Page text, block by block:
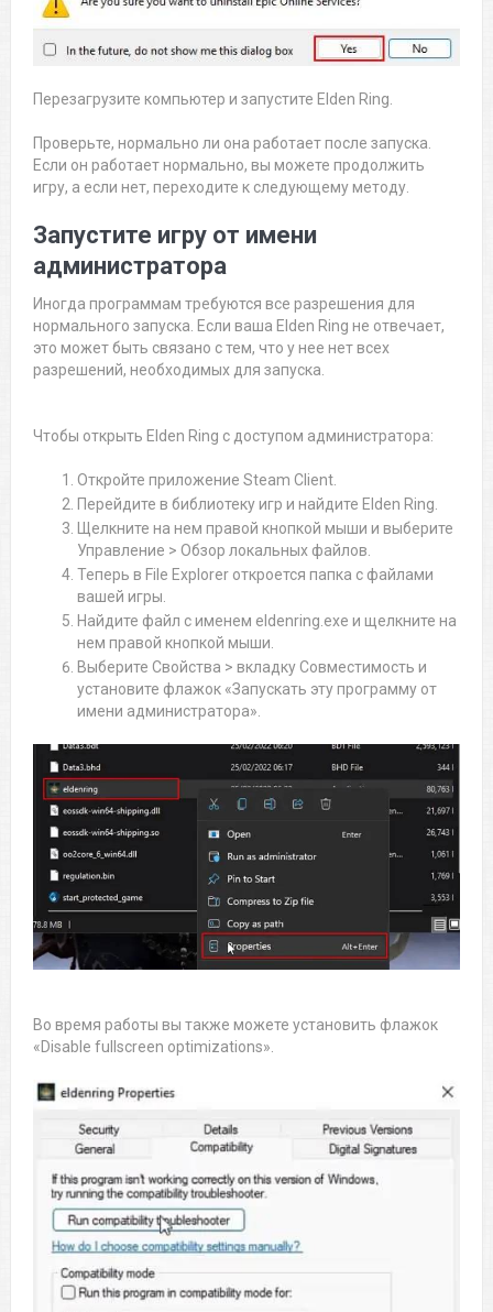
Перезагрузите компьютер и запустите Elden Ring.
Проверьте, нормально ли она работает после запуска.
Если он работает нормально, вы можете продолжить
игру, а если нет, переходите к следующему методу.
Запустите игру от имени
администратора
Иногда программам требуются все разрешения для
нормального запуска. Если ваша Elden Ring не отвечает,
это может быть связано с тем, что у нее нет всех
разрешений, необходимых для запуска.
Чтобы открыть Elden Ring с доступом администратора:
Откройте приложение Steam Client.
Перейдите в библиотеку игр и найдите Elden Ring.
Щелкните на нем правой кнопкой мыши и выберите
Управление > Обзор локальных файлов.
Теперь в File Explorer откроется папка с файлами
вашей игры.
Найдите файл с именем eldenring.exe и щелкните на
нем правой кнопкой мыши.
Выберите Свойства > вкладку Совместимость и
установите флажок «Запускать эту программу от
имени администратора».
Во время работы вы также можете установить флажок
«Disable fullscreen optimizations».